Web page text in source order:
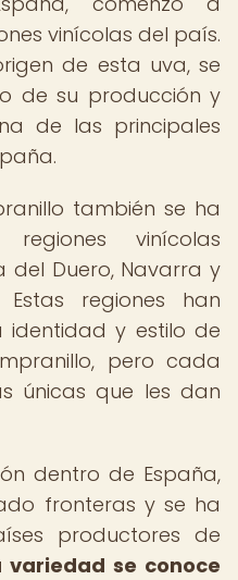
vinícolas del país.
de esta uva, se
de su producción y
de las principales
también se ha
vinícolas
del Duero, Navarra y
Estas regiones han
identidad y estilo de
pero cada
únicas que les dan
dentro de España,
fronteras y se ha
productores de
variedad se conoce